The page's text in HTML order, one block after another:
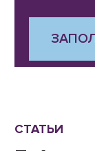
СТАТЬИ